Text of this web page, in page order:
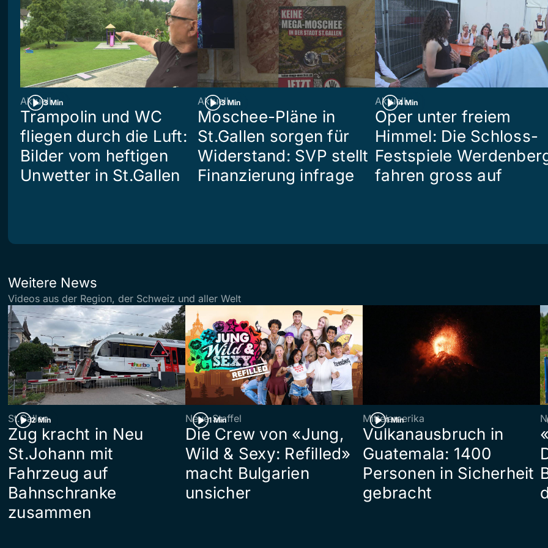
3 Min
Aktuell
Trampolin und WC
fliegen durch die Luft:
Bilder vom heftigen
Unwetter in St.Gallen
3 Min
Aktuell
Moschee-Pläne in
St.Gallen sorgen für
Widerstand: SVP stellt
Finanzierung infrage
4 Min
Aktuell
Oper unter freiem
Himmel: Die Schloss-
Festspiele
fahren gross auf
Weitere News
Videos aus der Region, der Schweiz und aller Welt
2 Min
St.Gallen
Zug kracht in Neu
St.Johann mit
Fahrzeug auf
Bahnschranke
zusammen
1 Min
Neue Staffel
Die Crew von «Jung,
Wild & Sexy: Refilled»
macht Bulgarien
unsicher
1 Min
Mittelamerika
Vulkanausbruch in
Guatemala: 1400
Personen in Sicherheit
gebracht